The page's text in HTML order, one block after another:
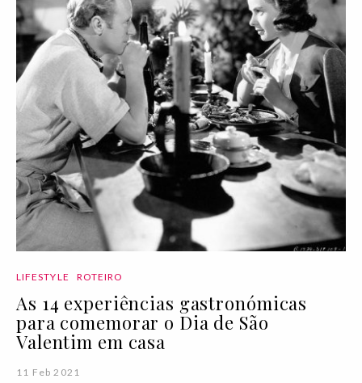
LIFESTYLE ROTEIRO
As 14 experiências gastronómicas
para comemorar o Dia de São
Valentim em casa
11 Feb 2021